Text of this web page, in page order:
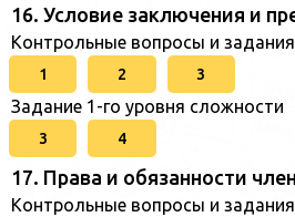
16. Условие заключения и
Контрольные вопросы и задания
1 2 3
Задание 1-го уровня сложности
3 4
17. Права и обязанности
Контрольные вопросы и задания